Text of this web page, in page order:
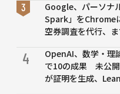
Google、パーソナ
Spark」をChrome
空券調査を代行、
4
OpenAI、数学・理
で10の成果 未公開
が証明を生成、